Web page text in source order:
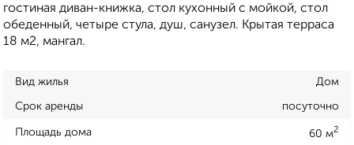
гостиная диван-книжка, стол кухонный с мойкой, стол
обеденный, четыре стула, душ, санузел. Крытая терраса
18 м2, мангал.
Вид жилья Дом
Срок аренды посуточно
Площадь дома 60 м2